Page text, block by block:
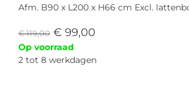
Afm. B90 x L200 x H66 cm Excl.
€119,00 € 99,00
Op voorraad
2 tot 8 werkdagen